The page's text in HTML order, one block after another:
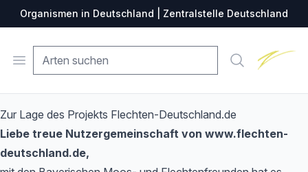
Organismen in Deutschland | Zentralstelle Deutschland
Open menu Suche
Zur Lage des Projekts Flechten-Deutschland.de
Liebe treue Nutzergemeinschaft von www.flechten-
deutschland.de,